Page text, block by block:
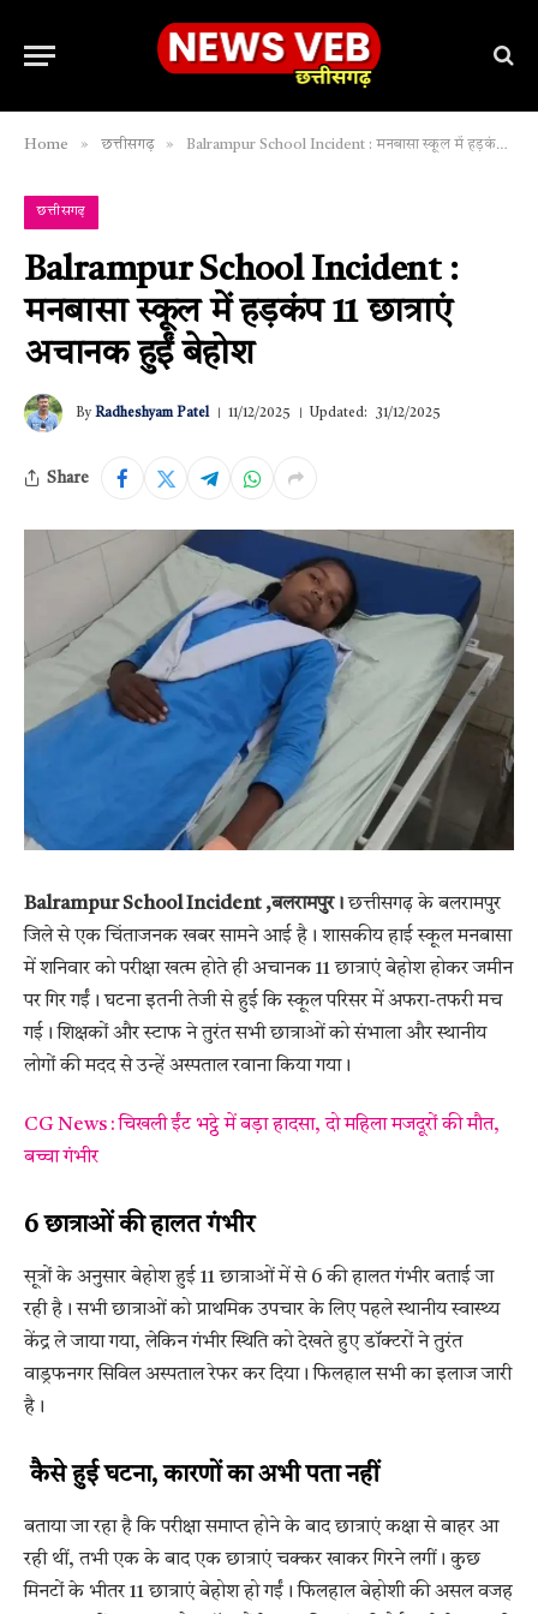
Home » छत्तीसगढ़ » Balrampur School Incident : मनबासा स्कूल में हड़कंप 11 छात्राएं अचानक हुईं बेहोश
छत्तीसगढ़
Balrampur School Incident :
मनबासा स्कूल में हड़कंप 11 छात्राएं
अचानक हुईं बेहोश
By Radheshyam Patel 11/12/2025 Updated: 31/12/2025
Share
Balrampur School Incident ,बलरामपुर। छत्तीसगढ़ के बलरामपुर
जिले से एक चिंताजनक खबर सामने आई है। शासकीय हाई स्कूल मनबासा
में शनिवार को परीक्षा खत्म होते ही अचानक 11 छात्राएं बेहोश होकर जमीन
पर गिर गईं। घटना इतनी तेजी से हुई कि स्कूल परिसर में अफरा-तफरी मच
गई। शिक्षकों और स्टाफ ने तुरंत सभी छात्राओं को संभाला और स्थानीय
लोगों की मदद से उन्हें अस्पताल रवाना किया गया।
CG News : चिखली ईंट भट्ठे में बड़ा हादसा, दो महिला मजदूरों की मौत,
बच्चा गंभीर
6 छात्राओं की हालत गंभीर
सूत्रों के अनुसार बेहोश हुई 11 छात्राओं में से 6 की हालत गंभीर बताई जा
रही है। सभी छात्राओं को प्राथमिक उपचार के लिए पहले स्थानीय स्वास्थ्य
केंद्र ले जाया गया, लेकिन गंभीर स्थिति को देखते हुए डॉक्टरों ने तुरंत
वाड्रफनगर सिविल अस्पताल रेफर कर दिया। फिलहाल सभी का इलाज जारी
है।
कैसे हुई घटना, कारणों का अभी पता नहीं
बताया जा रहा है कि परीक्षा समाप्त होने के बाद छात्राएं कक्षा से बाहर आ
रही थीं, तभी एक के बाद एक छात्राएं चक्कर खाकर गिरने लगीं। कुछ
मिनटों के भीतर 11 छात्राएं बेहोश हो गईं। फिलहाल बेहोशी की असल वजह